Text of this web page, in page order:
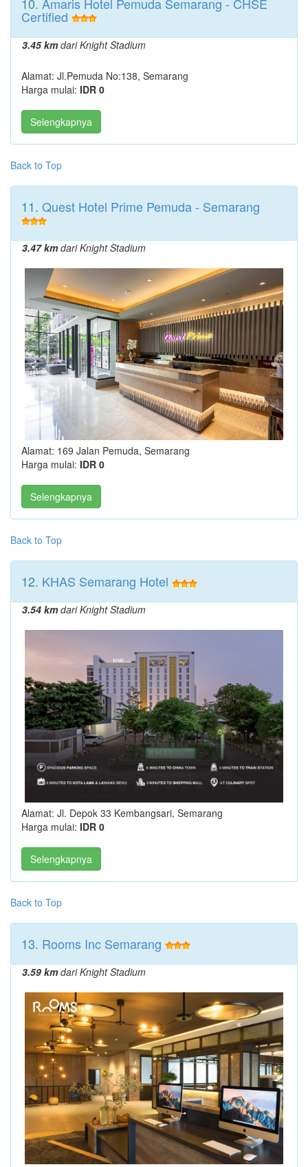
Certified
3.45 kmdari Knight Stadium
Alamat: Jl.Pemuda No:138, Semarang
Harga mulai: IDR 0
Selengkapnya
Back to Top
11. Quest Hotel Prime Pemuda - Semarang
3.47 kmdari Knight Stadium
Alamat: 169 Jalan Pemuda, Semarang
Harga mulai: IDR 0
Selengkapnya
Back to Top
12. KHAS Semarang Hotel
3.54 kmdari Knight Stadium
Alamat: Jl. Depok 33 Kembangsari, Semarang
Harga mulai: IDR 0
Selengkapnya
Back to Top
13. Rooms Inc Semarang
3.59 kmdari Knight Stadium